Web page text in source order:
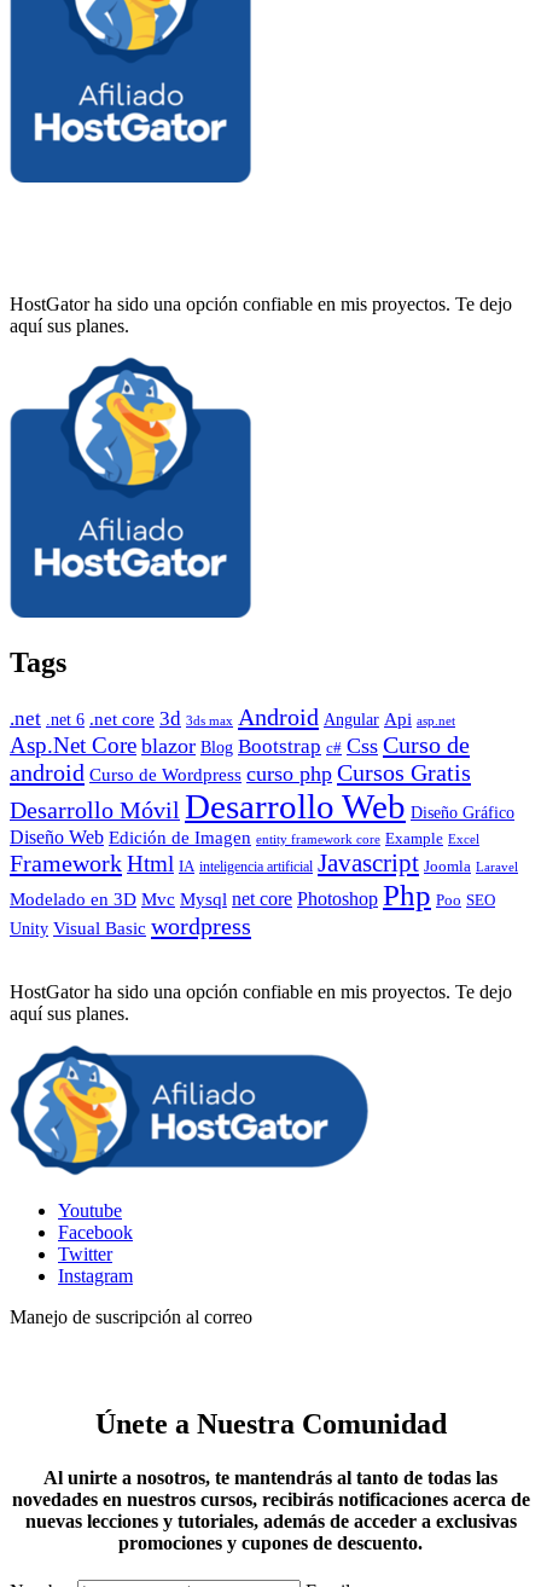
HostGator ha sido una opción confiable en mis proyectos. Te dejo
aquí sus planes.
Tags
.net .net 6 .net core 3d 3ds max Android Angular Api asp.net
Asp.Net Core blazor Blog Bootstrap c# Css Curso de
android Curso de Wordpress curso php Cursos Gratis
Desarrollo Móvil Desarrollo Web Diseño Gráfico
Diseño Web Edición de Imagen entity framework core Example Excel
FrameworkHtml IA inteligencia artificial Javascript Joomla Laravel
Modelado en 3D Mvc Mysql net core Photoshop Php Poo SEO
Unity Visual Basic wordpress
HostGator ha sido una opción confiable en mis proyectos. Te dejo
aquí sus planes.
Youtube
Facebook
Twitter
Instagram
Manejo de suscripción al correo
Únete a Nuestra Comunidad
Al unirte a nosotros, te mantendrás al tanto de todas las
novedades en nuestros cursos, recibirás notificaciones acerca de
nuevas lecciones y tutoriales, además de acceder a exclusivas
promociones y cupones de descuento.